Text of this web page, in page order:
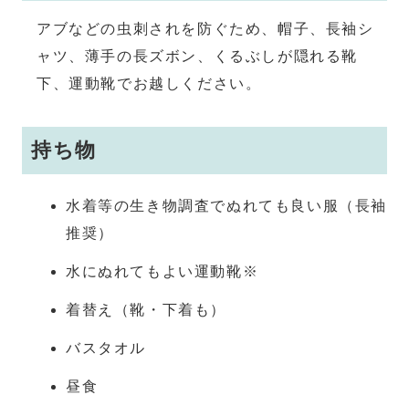
アブなどの虫刺されを防ぐため、帽子、長袖シ
ャツ、薄手の長ズボン、くるぶしが隠れる靴
下、運動靴でお越しください。
持ち物
水着等の生き物調査でぬれても良い服（長袖
推奨）
水にぬれてもよい運動靴※
着替え（靴・下着も）
バスタオル
昼食